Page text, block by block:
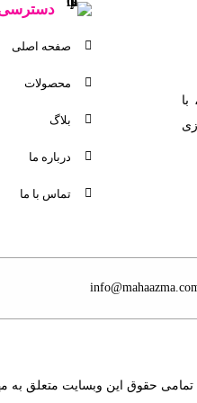
صفحه اصلی
محصولات
بلاگ
درباره ما
تماس با ما
تمامی حقوق این وبسایت متعلق به